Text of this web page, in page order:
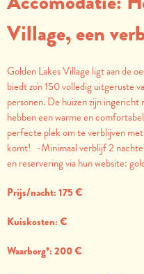
Village, een
Golden Lakes Village ligt aan de
biedt zo'n 150 volledig uitgeruste
personen. De huizen zijn
hebben een warme en
perfecte plek om te verblijven
komt! -Minimaal verblijf 2
en reservering via hun website:
Prijs/nacht: 175 €
Kuiskosten: €
Waarborg*: 200 €